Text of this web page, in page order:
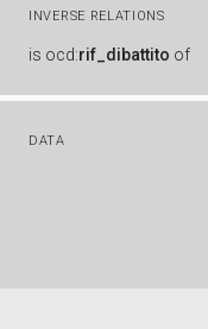
INVERSE RELATIONS
is ocd:rif_dibattito of
DATA